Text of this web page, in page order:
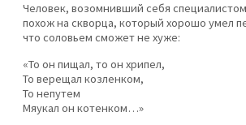
Человек, возомнивший себя
похож на скворца, который хорошо умел
что соловьем сможет не хуже:
«То он пищал, то он хрипел,
То верещал козленком,
То непутем
Мяукал он котенком…»